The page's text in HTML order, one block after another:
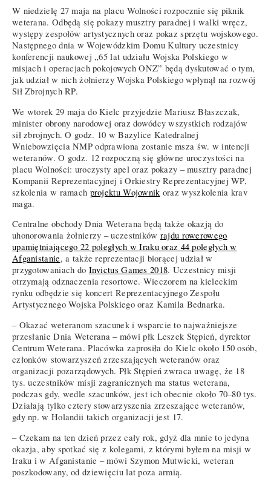
W niedzielę 27 maja na placu Wolności rozpocznie się piknik
weterana. Odbędą się pokazy musztry paradnej i walki wręcz,
występy zespołów artystycznych oraz pokaz sprzętu wojskowego.
Następnego dnia w Wojewódzkim Domu Kultury uczestnicy
konferencji naukowej „65 lat udziału Wojska Polskiego w
misjach i operacjach pokojowych ONZ” będą dyskutować o tym,
jak udział w nich żołnierzy Wojska Polskiego wpłynął na rozwój
Sił Zbrojnych RP.
We wtorek 29 maja do Kielc przyjedzie Mariusz Błaszczak,
minister obrony narodowej oraz dowódcy wszystkich rodzajów
sił zbrojnych. O godz. 10 w Bazylice Katedralnej
Wniebowzięcia NMP odprawiona zostanie msza św. w intencji
weteranów. O godz. 12 rozpoczną się główne uroczystości na
placu Wolności: uroczysty apel oraz pokazy – musztry paradnej
Kompanii Reprezentacyjnej i Orkiestry Reprezentacyjnej WP,
szkolenia w ramach projektu Wojownik oraz wyszkolenia krav
maga.
Centralne obchody Dnia Weterana będą także okazją do
uhonorowania żołnierzy – uczestników rajdu rowerowego
upamiętniającego 22 poległych w Iraku oraz 44 poległych w
Afganistanie, a także reprezentacji biorącej udział w
przygotowaniach do Invictus Games 2018. Uczestnicy misji
otrzymają odznaczenia resortowe. Wieczorem na kieleckim
rynku odbędzie się koncert Reprezentacyjnego Zespołu
Artystycznego Wojska Polskiego oraz Kamila Bednarka.
– Okazać weteranom szacunek i wsparcie to najważniejsze
przesłanie Dnia Weterana – mówi płk Leszek Stępień, dyrektor
Centrum Weterana. Placówka zaprosiła do Kielc około 150 osób,
członków stowarzyszeń zrzeszających weteranów oraz
organizacji pozarządowych. Płk Stępień zwraca uwagę, że 18
tys. uczestników misji zagranicznych ma status weterana,
podczas gdy, wedle szacunków, jest ich obecnie około 70–80 tys.
Działają tylko cztery stowarzyszenia zrzeszające weteranów,
gdy np. w Holandii takich organizacji jest 17.
– Czekam na ten dzień przez cały rok, gdyż dla mnie to jedyna
okazja, aby spotkać się z kolegami, z którymi byłem na misji w
Iraku i w Afganistanie – mówi Szymon Mutwicki, weteran
poszkodowany, od dziewięciu lat poza armią.